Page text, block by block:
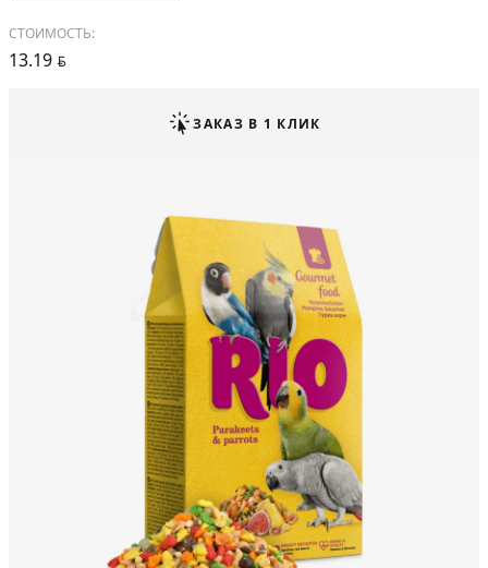
СТОИМОСТЬ:
13.19 BYN
ЗАКАЗ В 1 КЛИК